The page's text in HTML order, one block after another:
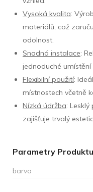
Vysoká kvalita:
materiálů, což
odolnost.
Snadná instalace:
jednoduché
Flexibilní použití:
místnostech včetně
Nízká údržba:
zajišťuje trvalý
Parametry Produktu
barva